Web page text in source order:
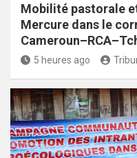
Mobilité pastorale
Mercure dans le
5 heures ago